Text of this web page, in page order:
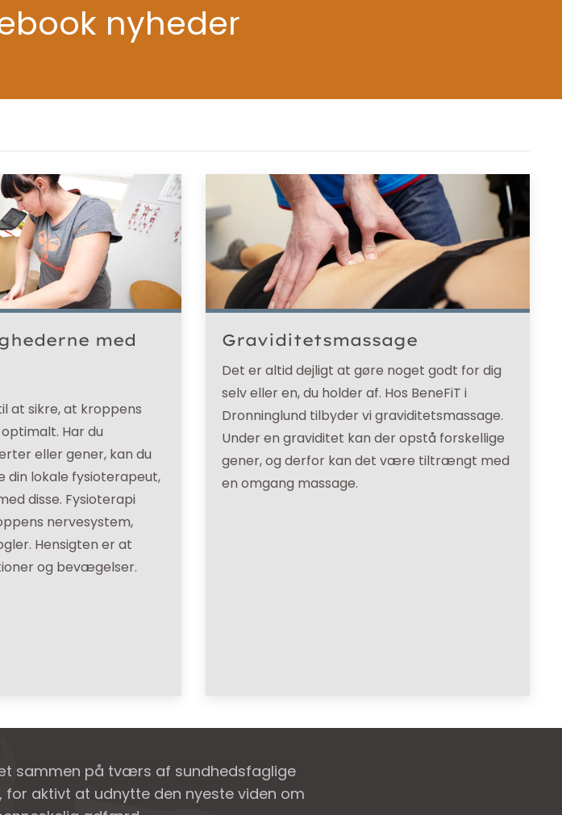
nyheder
med
at sikre, at kroppens
Har du
eller gener, kan du
din lokale fysioterapeut,
disse. Fysioterapi
nervesystem,
Hensigten er at
og bevægelser.
Graviditetsmassage
Det er altid dejligt at gøre noget godt for dig
selv eller en, du holder af. Hos BeneFiT i
Dronninglund tilbyder vi graviditetsmassage.
Under en graviditet kan der opstå forskellige
gener, og derfor kan det være tiltrængt med
en omgang massage.
sammen på tværs af sundhedsfaglige
aktivt at udnytte den nyeste viden om